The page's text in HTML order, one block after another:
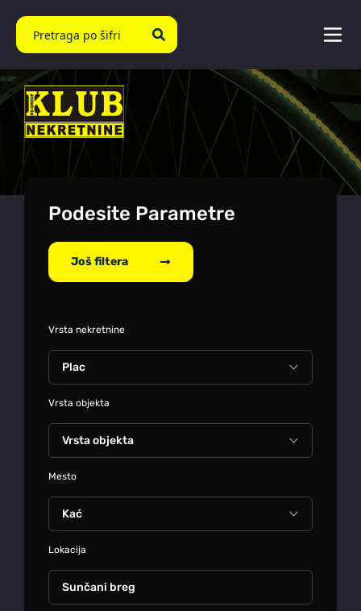
Podesite Parametre
Još filtera
Vrsta nekretnine
Vrsta objekta
Mesto
Lokacija
Sunčani breg